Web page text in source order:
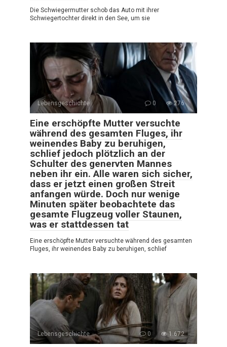
Die Schwiegermutter schob das Auto mit ihrer
Schwiegertochter direkt in den See, um sie
Lebensgeschichte 0 276
Eine erschöpfte Mutter versuchte
während des gesamten Fluges, ihr
weinendes Baby zu beruhigen,
schlief jedoch plötzlich an der
Schulter des genervten Mannes
neben ihr ein. Alle waren sich sicher,
dass er jetzt einen großen Streit
anfangen würde. Doch nur wenige
Minuten später beobachtete das
gesamte Flugzeug voller Staunen,
was er stattdessen tat
Eine erschöpfte Mutter versuchte während des gesamten
Fluges, ihr weinendes Baby zu beruhigen, schlief
Lebensgeschichte 0 1.672